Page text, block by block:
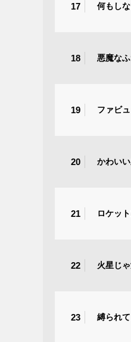
17 何もし
18 悪魔なふ
19 ファビ
20 かわい
21 ロケッ
22 火星じ
23 縛られて